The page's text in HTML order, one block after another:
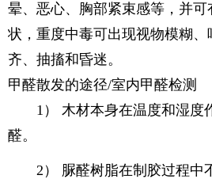
晕、恶心、胸部紧束感等，并可
状，重度中毒可出现视物模糊
齐、抽搐和昏迷。
甲醛散发的途径/室内甲醛检测
1） 木材本身在温度和湿度
醛。
2） 脲醛树脂在制胶过程中